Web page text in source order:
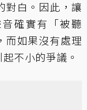
對白。因此，讓
確實有「被聽
而如果沒有處理
不小的爭議。